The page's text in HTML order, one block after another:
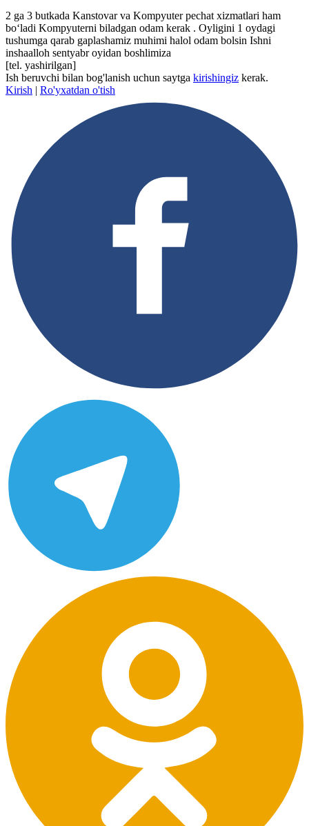
2 ga 3 butkada Kanstovar va Kompyuter pechat xizmatlari ham
boʻladi Kompyuterni biladgan odam kerak . Oyligini 1 oydagi
tushumga qarab gaplashamiz muhimi halol odam bolsin Ishni
inshaalloh sentyabr oyidan boshlimiza
[tel. yashirilgan]
Ish beruvchi bilan bog'lanish uchun saytga kirishingiz kerak.
Kirish | Ro'yxatdan o'tish